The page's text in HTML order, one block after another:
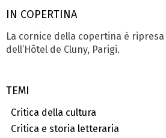
IN COPERTINA
La cornice della copertina è
dell’Hôtel de Cluny, Parigi.
TEMI
Critica della cultura
Critica e storia letteraria